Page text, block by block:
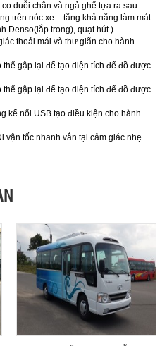
duỗi chân và ngả ghế tựa ra sau
nóc xe – tăng khả năng làm mát
Denso(lắp trong), quạt hút.)
thoải mái và thư giãn cho hành
gập lại để tạo diện tích để đồ được
gập lại để tạo diện tích để đồ được
nối USB tạo điều kiện cho hành
tốc nhanh vẫn tại cảm giác nhẹ